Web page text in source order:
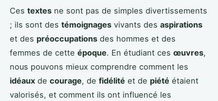
Ces textes ne sont pas de simples divertissements
; ils sont des témoignages vivants des aspirations
et des préoccupations des hommes et des
femmes de cette époque. En étudiant ces œuvres,
nous pouvons mieux comprendre comment les
idéaux de courage, de fidélité et de piété étaient
valorisés, et comment ils ont influencé les